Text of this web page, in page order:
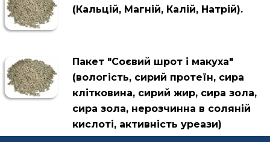
(Кальцій, Магній, Калій, Натрій).
Пакет "Соєвий шрот і макуха"
(вологість, сирий протеїн, сира
клітковина, сирий жир, сира зола,
сира зола, нерозчинна в соляній
кислоті, активність уреази)